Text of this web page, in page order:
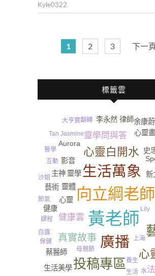
Kyle0322
1 2 3 下一
標籤雲
黃老師
向立綱老師
廣播
生活萬象
投稿專區
心靈白開水
心
真實故事
健康雲
靈學問與答
心靈
靈體
新
靈學
蔡醫師
心靈
主神
李永然 律師
影音
史
生活美學
Aurora
健康
余康
藝術
養生
Tan Jasmine
保健 上海
Lily
白露
翻轉
沙姐
醫學
生活
課程
互動
母親節
大亨寶
節氣
水